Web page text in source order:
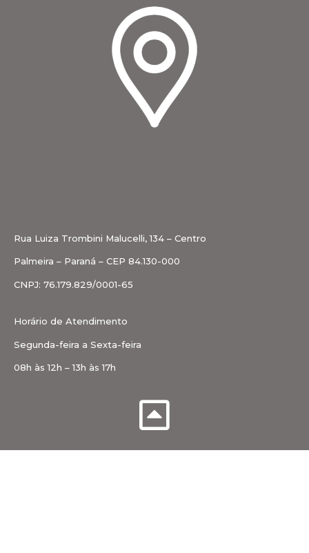
Rua Luiza Trombini Malucelli, 134 – Centro
Palmeira – Paraná – CEP 84.130-000
CNPJ: 76.179.829/0001-65
Horário de Atendimento
Segunda-feira a Sexta-feira
08h às 12h – 13h às 17h